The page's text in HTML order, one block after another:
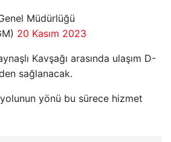
Müdürlüğü
20 Kasım 2023
Kavşağı arasında ulaşım D-
sağlanacak.
yönü bu sürece hizmet